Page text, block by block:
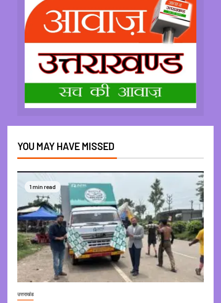
YOU MAY HAVE MISSED
1 min read
उत्तराखंड